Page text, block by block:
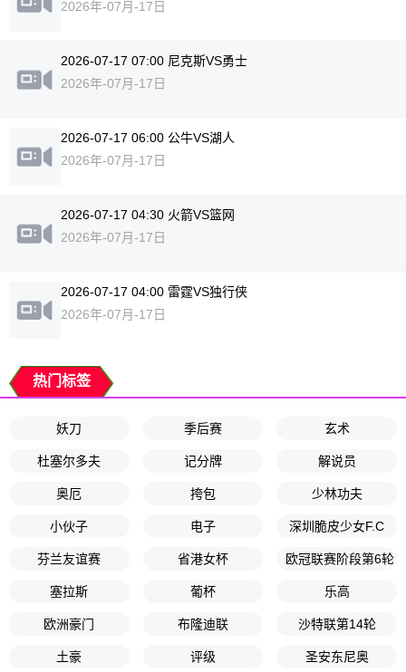
2026年-07月-17日
2026-07-17 07:00 尼克斯VS勇士
2026年-07月-17日
2026-07-17 06:00 公牛VS湖人
2026年-07月-17日
2026-07-17 04:30 火箭VS篮网
2026年-07月-17日
2026-07-17 04:00 雷霆VS独行侠
2026年-07月-17日
热门标签
妖刀 季后赛 玄术
杜塞尔多夫 记分牌 解说员
奥厄 挎包 少林功夫
小伙子 电子 深圳脆皮少女F.C
芬兰友谊赛 省港女杯 欧冠联赛阶段第6轮
塞拉斯 葡杯 乐高
欧洲豪门 布隆迪联 沙特联第14轮
土豪 评级 圣安东尼奥